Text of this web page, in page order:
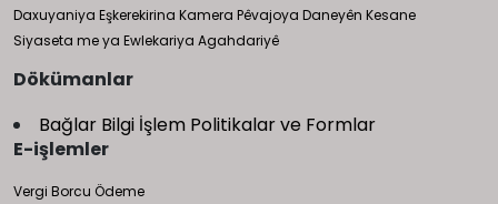
Daxuyaniya Eşkerekirina Kamera Pêvajoya Daneyên Kesane
Siyaseta me ya Ewlekariya Agahdariyê
Dökümanlar
Bağlar Bilgi İşlem Politikalar ve Formlar
E-işlemler
Vergi Borcu Ödeme